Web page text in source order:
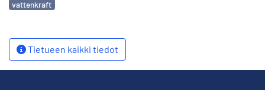
vattenkraft
Tietueen kaikki tiedot